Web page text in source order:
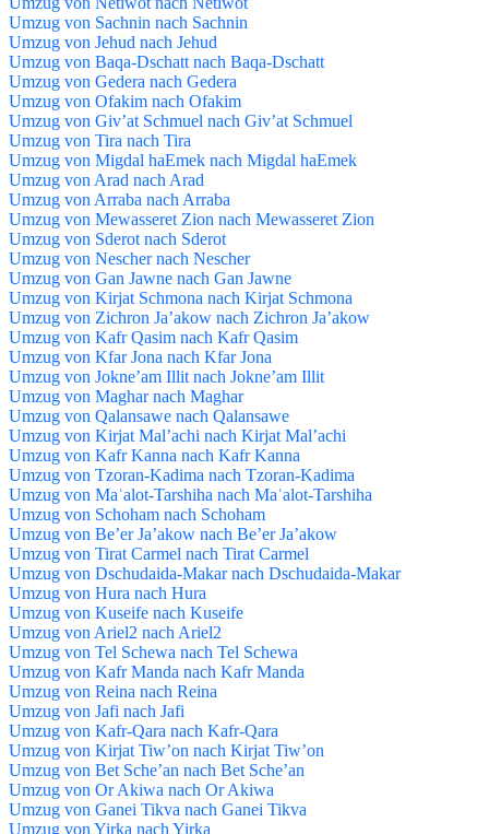
Umzug von Sachnin nach Sachnin
Umzug von Jehud nach Jehud
Umzug von Baqa-Dschatt nach Baqa-Dschatt
Umzug von Gedera nach Gedera
Umzug von Ofakim nach Ofakim
Umzug von Giv’at Schmuel nach Giv’at Schmuel
Umzug von Tira nach Tira
Umzug von Migdal haEmek nach Migdal haEmek
Umzug von Arad nach Arad
Umzug von Arraba nach Arraba
Umzug von Mewasseret Zion nach Mewasseret Zion
Umzug von Sderot nach Sderot
Umzug von Nescher nach Nescher
Umzug von Gan Jawne nach Gan Jawne
Umzug von Kirjat Schmona nach Kirjat Schmona
Umzug von Zichron Ja’akow nach Zichron Ja’akow
Umzug von Kafr Qasim nach Kafr Qasim
Umzug von Kfar Jona nach Kfar Jona
Umzug von Jokne’am Illit nach Jokne’am Illit
Umzug von Maghar nach Maghar
Umzug von Qalansawe nach Qalansawe
Umzug von Kirjat Mal’achi nach Kirjat Mal’achi
Umzug von Kafr Kanna nach Kafr Kanna
Umzug von Tzoran-Kadima nach Tzoran-Kadima
Umzug von Maʿalot-Tarshiha nach Maʿalot-Tarshiha
Umzug von Schoham nach Schoham
Umzug von Be’er Ja’akow nach Be’er Ja’akow
Umzug von Tirat Carmel nach Tirat Carmel
Umzug von Dschudaida-Makar nach Dschudaida-Makar
Umzug von Hura nach Hura
Umzug von Kuseife nach Kuseife
Umzug von Ariel2 nach Ariel2
Umzug von Tel Schewa nach Tel Schewa
Umzug von Kafr Manda nach Kafr Manda
Umzug von Reina nach Reina
Umzug von Jafi nach Jafi
Umzug von Kafr-Qara nach Kafr-Qara
Umzug von Kirjat Tiw’on nach Kirjat Tiw’on
Umzug von Bet Sche’an nach Bet Sche’an
Umzug von Or Akiwa nach Or Akiwa
Umzug von Ganei Tikva nach Ganei Tikva
Umzug von Yirka nach Yirka